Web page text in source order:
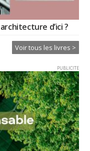
d’ici ?
Voir tous les livres >
PUBLICITE